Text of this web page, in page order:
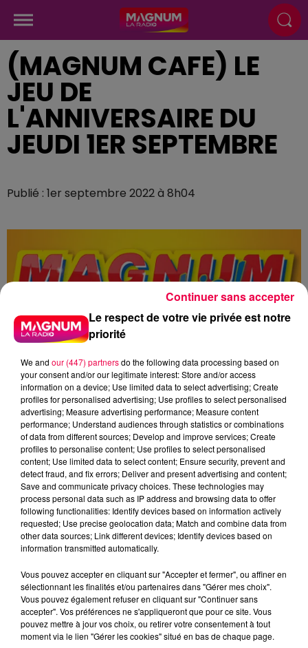
(MAGNUM CAFE) LE
JEU DE
L'ANNIVERSAIRE DU
JEUDI 1ER SEPTEMBRE
Publié : 1er septembre 2022 à 8h04
Flash infos
Crédit :Flash infos
podcasts/2022/09/2022-09-01-10-04-
00_20220901_ANNIVERSAIRES.mp3
Le respect de votre vie privée est notre
priorité
We and our (447) partnersdo the following data processing based on
your consent and/or our legitimate interest: Store and/or access
information on a device; Use limited data to select advertising; Create
profiles for personalised advertising; Use profiles to select personalised
advertising; Measure advertising performance; Measure content
performance; Understand audiences through statistics or combinations
of data from different sources; Develop and improve services; Create
profiles to personalise content; Use profiles to select personalised
content; Use limited data to select content; Ensure security, prevent and
detect fraud, and fix errors; Deliver and present advertising and content;
Save and communicate privacy choices. These technologies may
process personal data such as IP address and browsing data to offer
following functionalities: Identify devices based on information actively
requested; Use precise geolocation data; Match and combine data from
other data sources; Link different devices; Identify devices based on
information transmitted automatically.
Vous pouvez accepter en cliquant sur "Accepter et fermer", ou affiner en
sélectionnant les finalités et/ou partenaires dans "Gérer mes choix".
Vous pouvez également refuser en cliquant sur "Continuer sans
accepter". Vos préférences ne s'appliqueront que pour ce site. Vous
pouvez mettre à jour vos choix, ou retirer votre consentement à tout
moment via le lien "Gérer les cookies" situé en bas de chaque page.
Continuer sans accepter